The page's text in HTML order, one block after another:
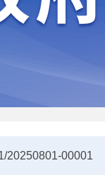
20250801-00001